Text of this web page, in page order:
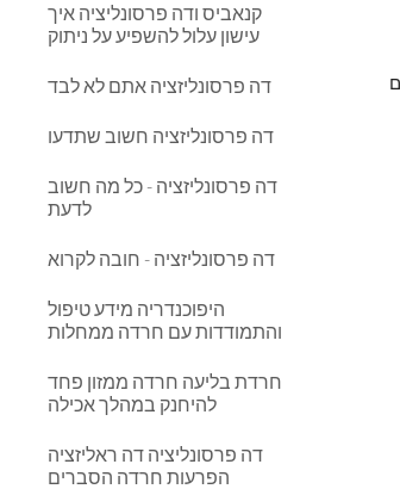
קנאביס ודה פרסונליציה איך
עישון עלול להשפיע על ניתוק
דה פרסונליזציה אתם לא לבד
דה פרסונליזציה חשוב שתדעו
דה פרסונליזציה - כל מה חשוב
לדעת
דה פרסונליזציה - חובה לקרוא
היפוכנדריה מידע טיפול
והתמודדות עם חרדה ממחלות
חרדת בליעה חרדה ממזון פחד
להיחנק במהלך אכילה
דה פרסונליציה דה ראליזציה
הפרעות חרדה הסברים